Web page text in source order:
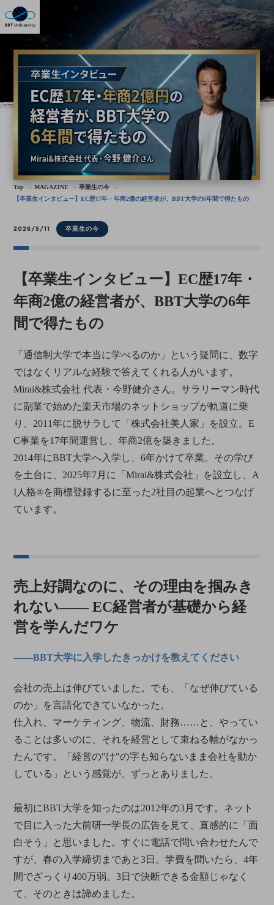
Top MAGAZINE
卒業生の今
【卒業生インタビュー】EC歴17年・年商2億の経営者が、BBT大学の6年間で得たもの
2026/5/11 卒業生の今
【卒業生インタビュー】EC歴17年・
年商2億の経営者が、BBT大学の6年
間で得たもの
「通信制大学で本当に学べるのか」という疑問に、数字
ではなくリアルな経験で答えてくれる人がいます。
Mirai&株式会社 代表・今野健介さん。サラリーマン時代
に副業で始めた楽天市場のネットショップが軌道に乗
り、2011年に脱サラして「株式会社美人家」を設立。E
C事業を17年間運営し、年商2億を築きました。
2014年にBBT大学へ入学し、6年かけて卒業。その学び
を土台に、2025年7月に「Mirai&株式会社」を設立し、A
I人格®を商標登録するに至った2社目の起業へとつなげ
ています。
売上好調なのに、その理由を掴みき
れない――EC経営者が基礎から経
営を学んだワケ
――BBT大学に入学したきっかけを教えてください
会社の売上は伸びていました。でも、「なぜ伸びている
のか」を言語化できていなかった。
仕入れ、マーケティング、物流、財務……と、やってい
ることは多いのに、それを経営として束ねる軸がなかっ
たんです。「経営の"け"の字も知らないまま会社を動か
している」という感覚が、ずっとありました。
最初にBBT大学を知ったのは2012年の3月です。ネット
で目に入った大前研一学長の広告を見て、直感的に「面
白そう」と思いました。すぐに電話で問い合わせたんで
すが、春の入学締切まであと3日。学費を聞いたら、4年
間でざっくり400万弱。3日で決断できる金額じゃなく
て、そのときは諦めました。